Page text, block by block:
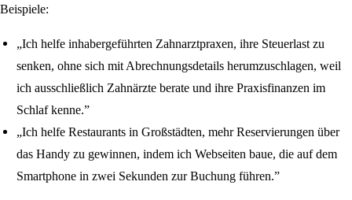
Beispiele:
„Ich helfe inhabergeführten Zahnarztpraxen, ihre Steuerlast zu
senken, ohne sich mit Abrechnungsdetails herumzuschlagen, weil
ich ausschließlich Zahnärzte berate und ihre Praxisfinanzen im
Schlaf kenne.”
„Ich helfe Restaurants in Großstädten, mehr Reservierungen über
das Handy zu gewinnen, indem ich Webseiten baue, die auf dem
Smartphone in zwei Sekunden zur Buchung führen.”